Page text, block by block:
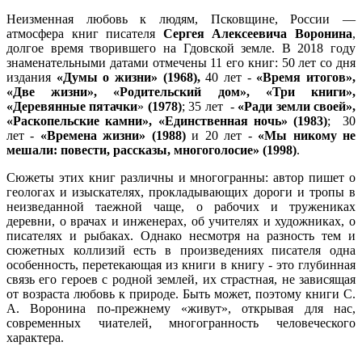
Неизменная любовь к людям, Псковщине, России —
атмосфера книг писателя Сергея Алексеевича Воронина,
долгое время творившего на Гдовской земле. В 2018 году
знаменательными датами отмечены 11 его книг: 50 лет со дня
издания «Думы о жизни» (1968),40 лет - «Время итогов»,
«Две жизни», «Родительский дом», «Три книги»,
«Деревянные пятачки» (1978); 35 лет - «Ради земли своей»,
«Раскопельские камни», «Единственная ночь» (1983); 30
лет - «Времена жизни» (1988)и 20 лет - «Мы никому не
мешали: повести, рассказы, многоголосие» (1998).
Сюжеты этих книг различны и многогранны: автор пишет о
геологах и изыскателях, прокладывающих дороги и тропы в
неизведанной таежной чаще, о рабочих и тружениках
деревни, о врачах и инженерах, об учителях и художниках, о
писателях и рыбаках. Однако несмотря на разность тем и
сюжетных коллизий есть в произведениях писателя одна
особенность, перетекающая из книги в книгу - это глубинная
связь его героев с родной землей, их страстная, не зависящая
от возраста любовь к природе. Быть может, поэтому книги С.
А. Воронина по-прежнему «живут», открывая для нас,
современных чиателей, многогранность человеческого
характера.